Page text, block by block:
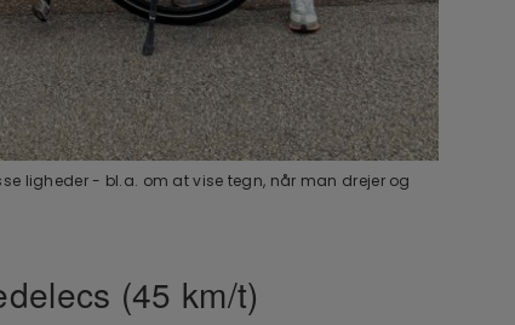
ligheder - bl.a. om at vise tegn, når man drejer og
(45 km/t)